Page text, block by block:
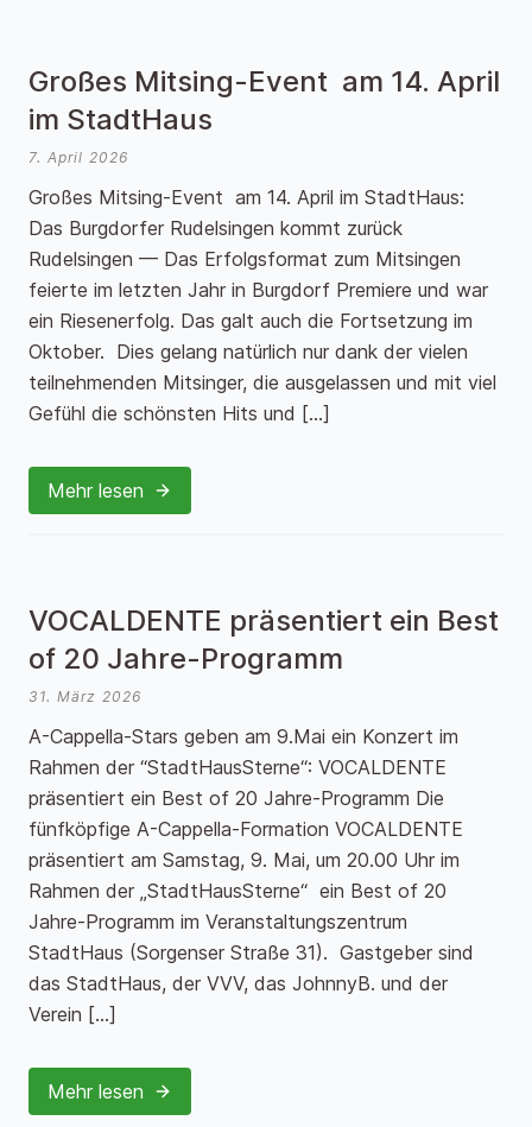
Großes Mitsing-Event am 14. April
im StadtHaus
7. April 2026
Großes Mitsing-Event am 14. April im StadtHaus:
Das Burgdorfer Rudelsingen kommt zurück
Rudelsingen — Das Erfolgsformat zum Mitsingen
feierte im letzten Jahr in Burgdorf Premiere und war
ein Riesenerfolg. Das galt auch die Fortsetzung im
Oktober. Dies gelang natürlich nur dank der vielen
teilnehmenden Mitsinger, die ausgelassen und mit viel
Gefühl die schönsten Hits und […]
Mehr lesen
VOCALDENTE präsentiert ein Best
of 20 Jahre-Programm
31. März 2026
A-Cappella-Stars geben am 9.Mai ein Konzert im
Rahmen der “StadtHausSterne“: VOCALDENTE
präsentiert ein Best of 20 Jahre-Programm Die
fünfköpfige A-Cappella-Formation VOCALDENTE
präsentiert am Samstag, 9. Mai, um 20.00 Uhr im
Rahmen der „StadtHausSterne“ ein Best of 20
Jahre-Programm im Veranstaltungszentrum
StadtHaus (Sorgenser Straße 31). Gastgeber sind
das StadtHaus, der VVV, das JohnnyB. und der
Verein […]
Mehr lesen